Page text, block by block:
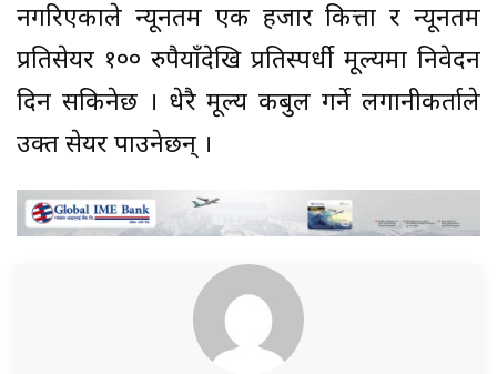
नगरिएकाले न्यूनतम एक हजार कित्ता र न्यूनतम
प्रतिसेयर १०० रुपैयाँदेखि प्रतिस्पर्धी मूल्यमा निवेदन
दिन सकिनेछ । धेरै मूल्य कबुल गर्ने लगानीकर्ताले
उक्त सेयर पाउनेछन् ।